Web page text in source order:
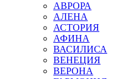
АВРОРА
АЛЕНА
АСТОРИЯ
АФИНА
ВАСИЛИСА
ВЕНЕЦИЯ
ВЕРОНА